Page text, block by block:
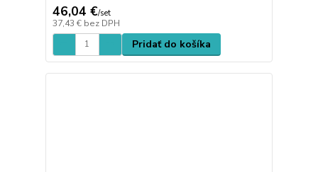
46,04 €/set
37,43 € bez DPH
Pridať do košíka